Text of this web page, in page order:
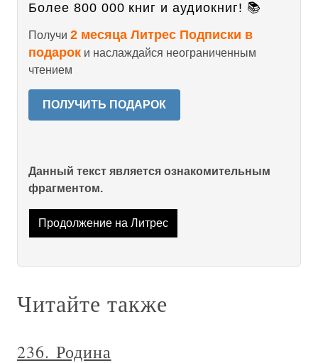
Более 800 000 книг и аудиокниг! 📚
Получи 2 месяца Литрес Подписки в
подарок и наслаждайся неограниченным
чтением
ПОЛУЧИТЬ ПОДАРОК
Данный текст является ознакомительным
фрагментом.
Продолжение на Литрес
Читайте также
236. Родина